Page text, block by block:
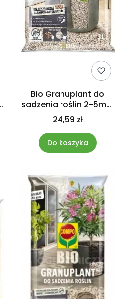
Bio Granuplant do
sadzenia roślin 2-5mm
3L COMPO
24,59 zł
Do koszyka